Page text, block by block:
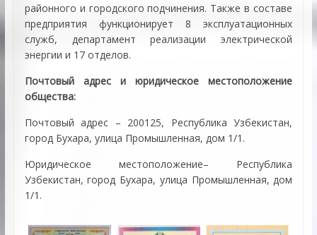
районного и городского подчинения. Также в составе
предприятия функционирует 8 эксплуатационных
служб, департамент реализации электрической
энергии и 17 отделов.
Почтовый адрес и юридическое местоположение
общества:
Почтовый адрес – 200125, Республика Узбекистан,
город Бухара, улица Промышленная, дом 1/1.
Юридическое местоположение– Республика
Узбекистан, город Бухара, улица Промышленная, дом
1/1.